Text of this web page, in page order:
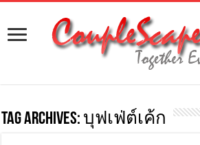
Tag Archives: บุฟเฟ่ต์เค้ก